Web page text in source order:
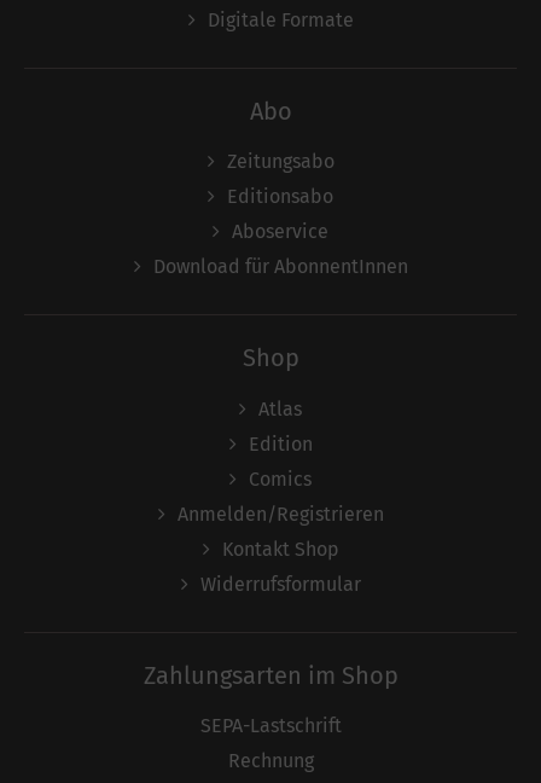
Digitale Formate
Abo
Zeitungsabo
Editionsabo
Aboservice
Download für AbonnentInnen
Shop
Atlas
Edition
Comics
Anmelden/Registrieren
Kontakt Shop
Widerrufsformular
Zahlungsarten im Shop
SEPA-Lastschrift
Rechnung